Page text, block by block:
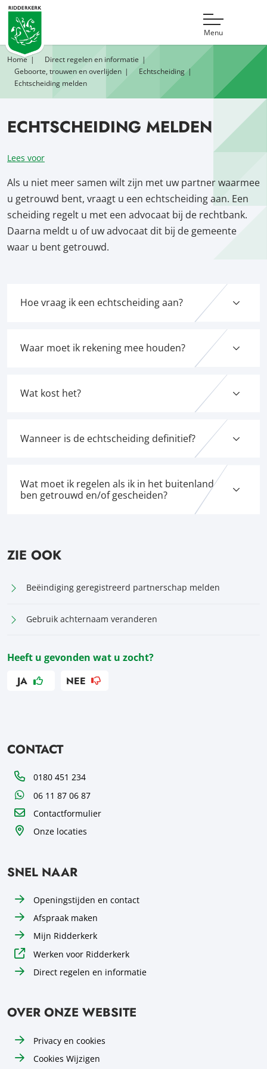
Menu
Home
Direct regelen en informatie
Geboorte, trouwen en overlijden
Echtscheiding
Echtscheiding melden
ECHTSCHEIDING MELDEN
Lees voor
Als u niet meer samen wilt zijn met uw partner waarmee
u getrouwd bent, vraagt u een echtscheiding aan. Een
scheiding regelt u met een advocaat bij de rechtbank.
Daarna meldt u of uw advocaat dit bij de gemeente
waar u bent getrouwd.
Hoe vraag ik een echtscheiding aan?
Waar moet ik rekening mee houden?
Wat kost het?
Wanneer is de echtscheiding definitief?
Wat moet ik regelen als ik in het buitenland
ben getrouwd en/of gescheiden?
ZIE OOK
Beëindiging geregistreerd partnerschap melden
Gebruik achternaam veranderen
Heeft u gevonden wat u zocht?
JA NEE
CONTACT
Telefoon0180 451 234
WhatsApp06 11 87 06 87
Contactformulier
Onze locaties
SNEL NAAR
Openingstijden en contact
Afspraak maken
Mijn Ridderkerk
Werken voor Ridderkerk
Direct regelen en informatie
OVER ONZE WEBSITE
Privacy en cookies
Cookies Wijzigen